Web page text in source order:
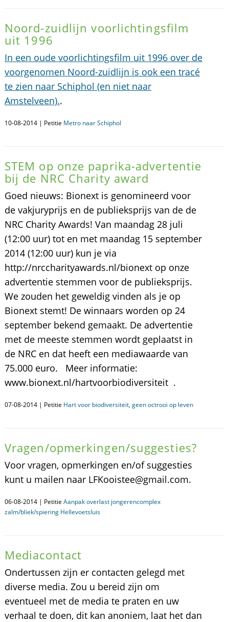
Noord-zuidlijn voorlichtingsfilm
uit 1996
In een oude voorlichtingsfilm uit 1996 over de
voorgenomen Noord-zuidlijn is ook een tracé
te zien naar Schiphol (en niet naar
Amstelveen)..
10-08-2014 | Petitie Metro naar Schiphol
STEM op onze paprika-advertentie
bij de NRC Charity award
Goed nieuws: Bionext is genomineerd voor
de vakjuryprijs en de publieksprijs van de de
NRC Charity Awards! Van maandag 28 juli
(12:00 uur) tot en met maandag 15 september
2014 (12:00 uur) kun je via
http://nrccharityawards.nl/bionext op onze
advertentie stemmen voor de publieksprijs.
We zouden het geweldig vinden als je op
Bionext stemt! De winnaars worden op 24
september bekend gemaakt. De advertentie
met de meeste stemmen wordt geplaatst in
de NRC en dat heeft een mediawaarde van
75.000 euro. Meer informatie:
www.bionext.nl/hartvoorbiodiversiteit .
07-08-2014 | Petitie Hart voor biodiversiteit, geen octrooi op leven
Vragen/opmerkingen/suggesties?
Voor vragen, opmerkingen en/of suggesties
kunt u mailen naar LFKooistee@gmail.com.
06-08-2014 | Petitie Aanpak overlast jongerencomplex
zalm/bliek/spiering Hellevoetsluis
Mediacontact
Ondertussen zijn er contacten gelegd met
diverse media. Zou u bereid zijn om
eventueel met de media te praten en uw
verhaal te doen, dit kan anoniem, laat het dan